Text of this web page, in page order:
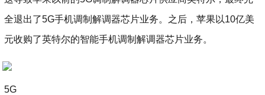
全退出了5G手机调制解调器芯片业务。之后，苹果以10亿美
元收购了英特尔的智能手机调制解调器芯片业务。
5G